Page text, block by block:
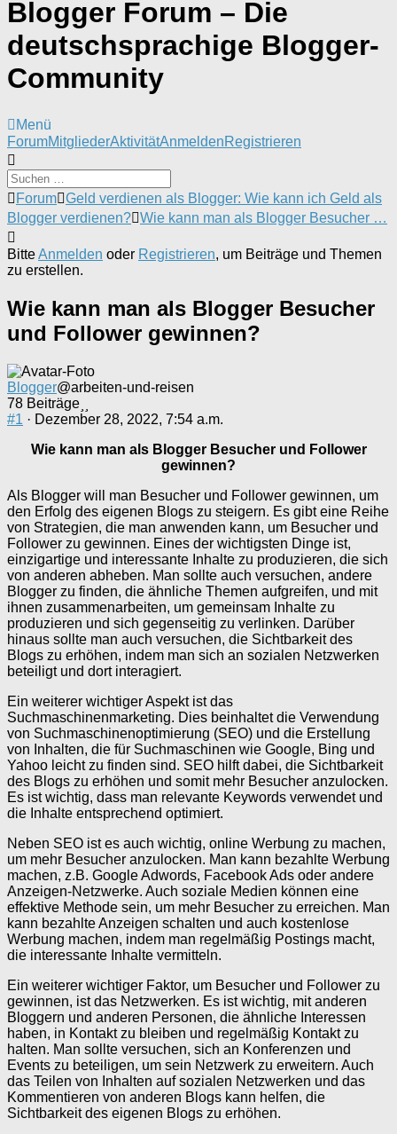
Blogger Forum – Die
deutschsprachige Blogger-
Community
Menü
Forum-
Navigation
ForumMitgliederAktivitätAnmeldenRegistrieren
Forum-
Breadcrumbs
-
Du
bist
hier:
Forum Geld verdienen als Blogger: Wie kann ich Geld als
Blogger verdienen? Wie kann man als Blogger Besucher …
BitteAnmelden oder Registrieren, um Beiträge und Themen
zu erstellen.
Wie kann man als Blogger Besucher
und Follower gewinnen?
Blogger@arbeiten-und-reisen
78 Beiträge
#1 · Dezember 28, 2022, 7:54 a.m.
Wie kann man als Blogger Besucher und Follower
gewinnen?
Als Blogger will man Besucher und Follower gewinnen, um
den Erfolg des eigenen Blogs zu steigern. Es gibt eine Reihe
von Strategien, die man anwenden kann, um Besucher und
Follower zu gewinnen. Eines der wichtigsten Dinge ist,
einzigartige und interessante Inhalte zu produzieren, die sich
von anderen abheben. Man sollte auch versuchen, andere
Blogger zu finden, die ähnliche Themen aufgreifen, und mit
ihnen zusammenarbeiten, um gemeinsam Inhalte zu
produzieren und sich gegenseitig zu verlinken. Darüber
hinaus sollte man auch versuchen, die Sichtbarkeit des
Blogs zu erhöhen, indem man sich an sozialen Netzwerken
beteiligt und dort interagiert.
Ein weiterer wichtiger Aspekt ist das
Suchmaschinenmarketing. Dies beinhaltet die Verwendung
von Suchmaschinenoptimierung (SEO) und die Erstellung
von Inhalten, die für Suchmaschinen wie Google, Bing und
Yahoo leicht zu finden sind. SEO hilft dabei, die Sichtbarkeit
des Blogs zu erhöhen und somit mehr Besucher anzulocken.
Es ist wichtig, dass man relevante Keywords verwendet und
die Inhalte entsprechend optimiert.
Neben SEO ist es auch wichtig, online Werbung zu machen,
um mehr Besucher anzulocken. Man kann bezahlte Werbung
machen, z.B. Google Adwords, Facebook Ads oder andere
Anzeigen-Netzwerke. Auch soziale Medien können eine
effektive Methode sein, um mehr Besucher zu erreichen. Man
kann bezahlte Anzeigen schalten und auch kostenlose
Werbung machen, indem man regelmäßig Postings macht,
die interessante Inhalte vermitteln.
Ein weiterer wichtiger Faktor, um Besucher und Follower zu
gewinnen, ist das Netzwerken. Es ist wichtig, mit anderen
Bloggern und anderen Personen, die ähnliche Interessen
haben, in Kontakt zu bleiben und regelmäßig Kontakt zu
halten. Man sollte versuchen, sich an Konferenzen und
Events zu beteiligen, um sein Netzwerk zu erweitern. Auch
das Teilen von Inhalten auf sozialen Netzwerken und das
Kommentieren von anderen Blogs kann helfen, die
Sichtbarkeit des eigenen Blogs zu erhöhen.